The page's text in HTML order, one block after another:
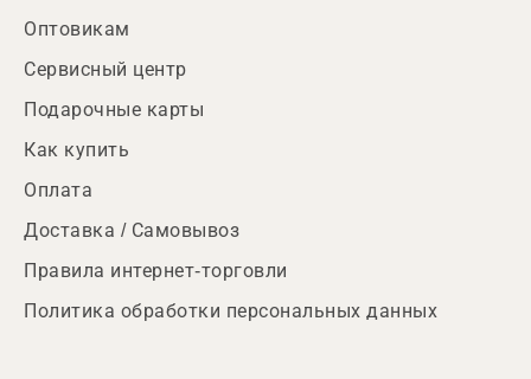
Оптовикам
Сервисный центр
Подарочные карты
Как купить
Оплата
Доставка / Самовывоз
Правила интернет-торговли
Политика обработки персональных данных